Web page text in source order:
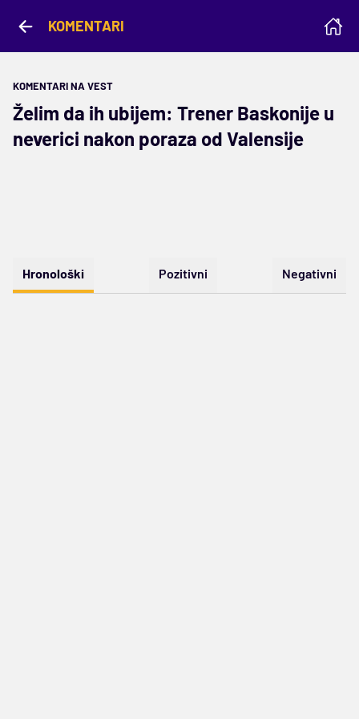
KOMENTARI
KOMENTARI NA VEST
Želim da ih ubijem: Trener Baskonije u
neverici nakon poraza od Valensije
Hronološki Pozitivni Negativni